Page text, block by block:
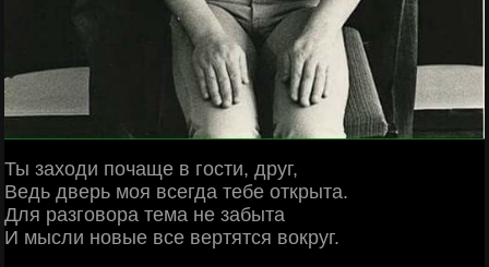
Ты заходи почаще в гости, друг,
Ведь дверь моя всегда тебе открыта.
Для разговора тема не забыта
И мысли новые все вертятся вокруг.